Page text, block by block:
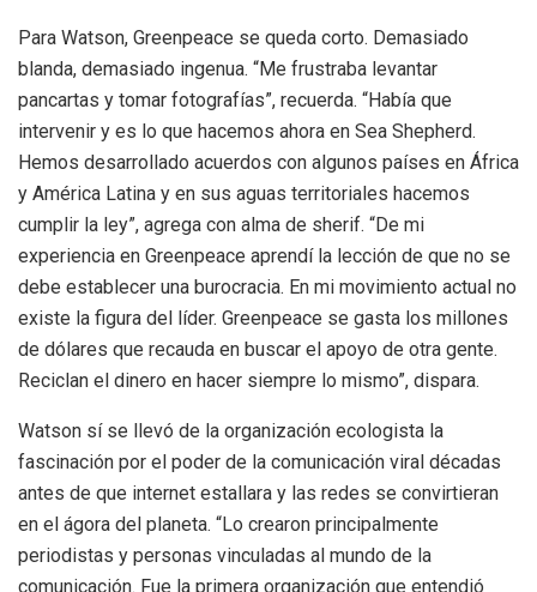
Para Watson, Greenpeace se queda corto. Demasiado
blanda, demasiado ingenua. “Me frustraba levantar
pancartas y tomar fotografías”, recuerda. “Había que
intervenir y es lo que hacemos ahora en Sea Shepherd.
Hemos desarrollado acuerdos con algunos países en África
y América Latina y en sus aguas territoriales hacemos
cumplir la ley”, agrega con alma de sherif. “De mi
experiencia en Greenpeace aprendí la lección de que no se
debe establecer una burocracia. En mi movimiento actual no
existe la figura del líder. Greenpeace se gasta los millones
de dólares que recauda en buscar el apoyo de otra gente.
Reciclan el dinero en hacer siempre lo mismo”, dispara.
Watson sí se llevó de la organización ecologista la
fascinación por el poder de la comunicación viral décadas
antes de que internet estallara y las redes se convirtieran
en el ágora del planeta. “Lo crearon principalmente
periodistas y personas vinculadas al mundo de la
comunicación. Fue la primera organización que entendió